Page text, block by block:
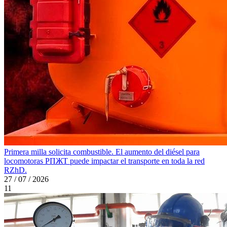
Primera milla solicita combustible. El aumento del diésel para
locomotoras PПЖT puede impactar el transporte en toda la red
RZhD.
27 / 07 / 2026
11